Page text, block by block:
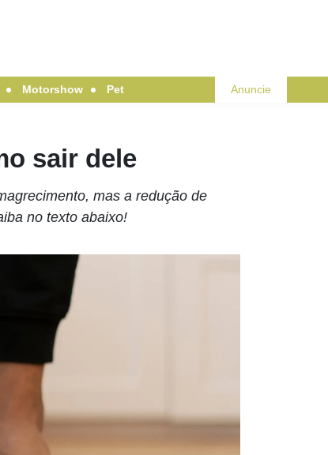
Motorshow Pet Anuncie
sair dele
mas a redução de
no texto abaixo!